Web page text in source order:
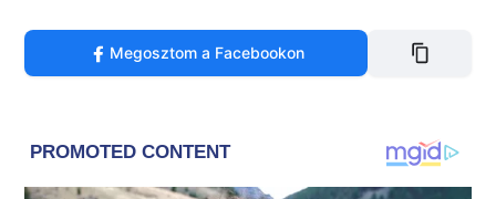
Megosztom a Facebookon